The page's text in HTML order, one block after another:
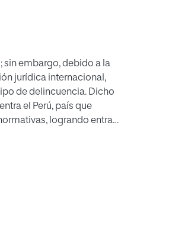
sin embargo, debido a la
jurídica internacional,
de delincuencia. Dicho
el Perú, país que
logrando entrar
pesar de los diversos
que viene trayendo
de las